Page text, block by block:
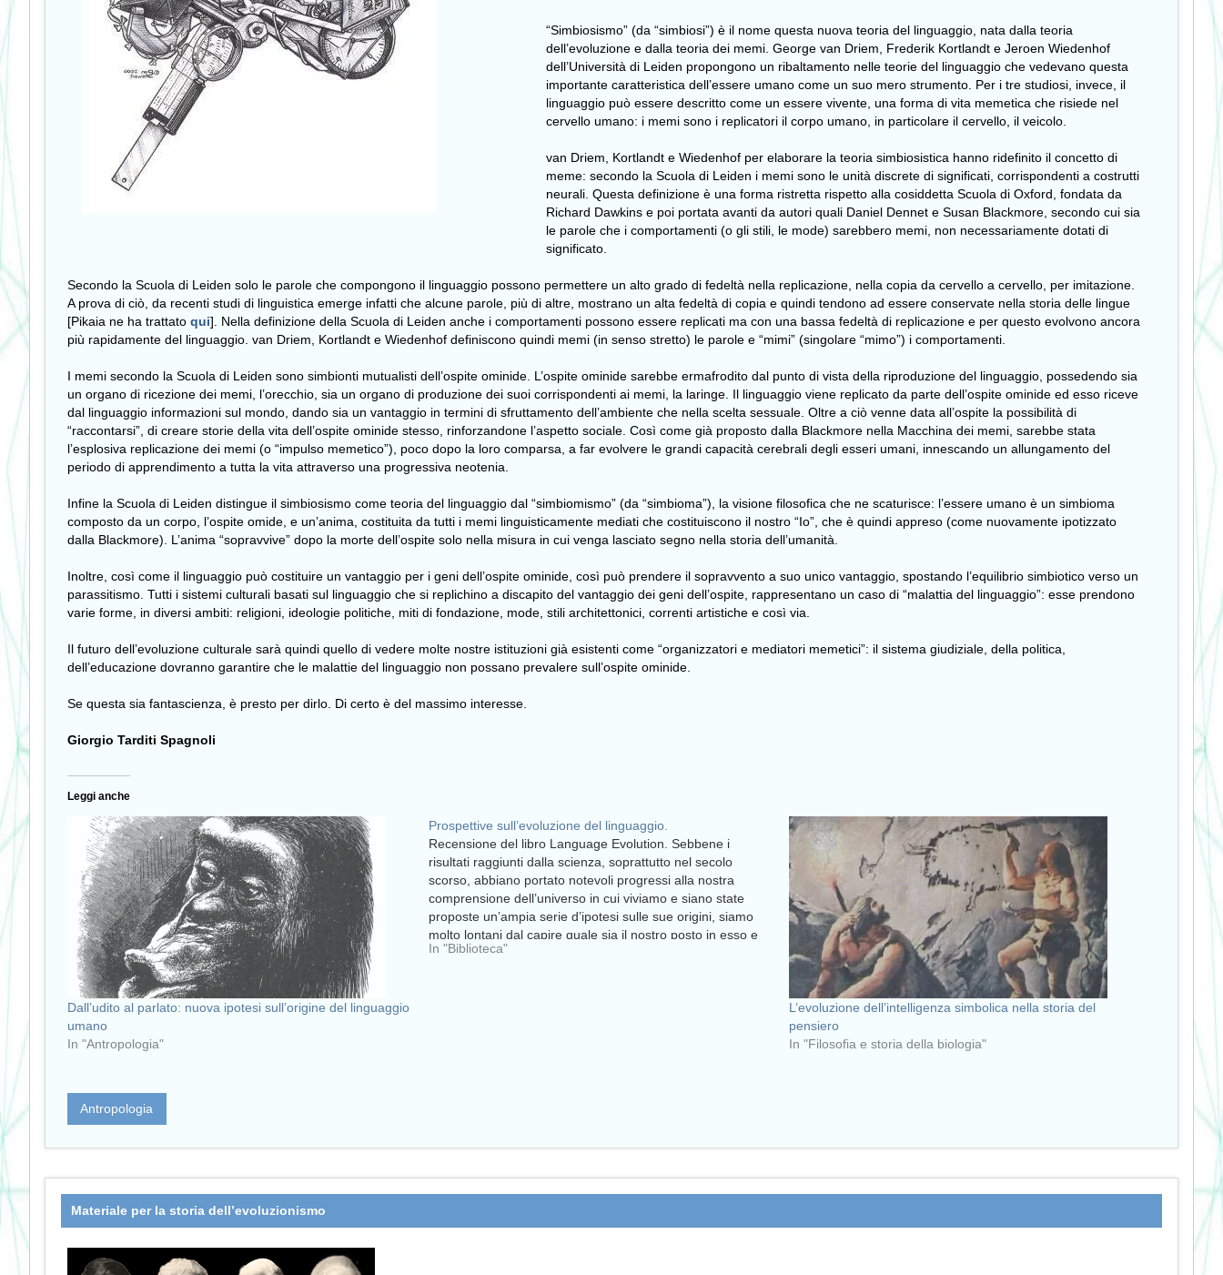
“Simbiosismo” (da “simbiosi”) è il nome questa nuova teoria del linguaggio, nata dalla teoria
dell’evoluzione e dalla teoria dei memi. George van Driem, Frederik Kortlandt e Jeroen Wiedenhof
dell’Università di Leiden propongono un ribaltamento nelle teorie del linguaggio che vedevano questa
importante caratteristica dell’essere umano come un suo mero strumento. Per i tre studiosi, invece, il
linguaggio può essere descritto come un essere vivente, una forma di vita memetica che risiede nel
cervello umano: i memi sono i replicatori il corpo umano, in particolare il cervello, il veicolo.
van Driem, Kortlandt e Wiedenhof per elaborare la teoria simbiosistica hanno ridefinito il concetto di
meme: secondo la Scuola di Leiden i memi sono le unità discrete di significati, corrispondenti a costrutti
neurali. Questa definizione è una forma ristretta rispetto alla cosiddetta Scuola di Oxford, fondata da
Richard Dawkins e poi portata avanti da autori quali Daniel Dennet e Susan Blackmore, secondo cui sia
le parole che i comportamenti (o gli stili, le mode) sarebbero memi, non necessariamente dotati di
significato.
Secondo la Scuola di Leiden solo le parole che compongono il linguaggio possono permettere un alto grado di fedeltà nella replicazione, nella copia da cervello a cervello, per imitazione.
A prova di ciò, da recenti studi di linguistica emerge infatti che alcune parole, più di altre, mostrano un alta fedeltà di copia e quindi tendono ad essere conservate nella storia delle lingue
[Pikaia ne ha trattato qui]. Nella definizione della Scuola di Leiden anche i comportamenti possono essere replicati ma con una bassa fedeltà di replicazione e per questo evolvono ancora
più rapidamente del linguaggio. van Driem, Kortlandt e Wiedenhof definiscono quindi memi (in senso stretto) le parole e “mimi” (singolare “mimo”) i comportamenti.
I memi secondo la Scuola di Leiden sono simbionti mutualisti dell’ospite ominide. L’ospite ominide sarebbe ermafrodito dal punto di vista della riproduzione del linguaggio, possedendo sia
un organo di ricezione dei memi, l’orecchio, sia un organo di produzione dei suoi corrispondenti ai memi, la laringe. Il linguaggio viene replicato da parte dell’ospite ominide ed esso riceve
dal linguaggio informazioni sul mondo, dando sia un vantaggio in termini di sfruttamento dell’ambiente che nella scelta sessuale. Oltre a ciò venne data all’ospite la possibilità di
“raccontarsi”, di creare storie della vita dell’ospite ominide stesso, rinforzandone l’aspetto sociale. Così come già proposto dalla Blackmore nella Macchina dei memi, sarebbe stata
l’esplosiva replicazione dei memi (o “impulso memetico”), poco dopo la loro comparsa, a far evolvere le grandi capacità cerebrali degli esseri umani, innescando un allungamento del
periodo di apprendimento a tutta la vita attraverso una progressiva neotenia.
Infine la Scuola di Leiden distingue il simbiosismo come teoria del linguaggio dal “simbiomismo” (da “simbioma”), la visione filosofica che ne scaturisce: l’essere umano è un simbioma
composto da un corpo, l’ospite omide, e un’anima, costituita da tutti i memi linguisticamente mediati che costituiscono il nostro “Io”, che è quindi appreso (come nuovamente ipotizzato
dalla Blackmore). L’anima “sopravvive” dopo la morte dell’ospite solo nella misura in cui venga lasciato segno nella storia dell’umanità.
Inoltre, così come il linguaggio può costituire un vantaggio per i geni dell’ospite ominide, così può prendere il sopravvento a suo unico vantaggio, spostando l’equilibrio simbiotico verso un
parassitismo. Tutti i sistemi culturali basati sul linguaggio che si replichino a discapito del vantaggio dei geni dell’ospite, rappresentano un caso di “malattia del linguaggio”: esse prendono
varie forme, in diversi ambiti: religioni, ideologie politiche, miti di fondazione, mode, stili architettonici, correnti artistiche e così via.
Il futuro dell’evoluzione culturale sarà quindi quello di vedere molte nostre istituzioni già esistenti come “organizzatori e mediatori memetici”: il sistema giudiziale, della politica,
dell’educazione dovranno garantire che le malattie del linguaggio non possano prevalere sull’ospite ominide.
Se questa sia fantascienza, è presto per dirlo. Di certo è del massimo interesse.
Giorgio Tarditi Spagnoli
Leggi anche
Dall’udito al parlato: nuova ipotesi sull’origine del linguaggio
umano
In "Antropologia"
Prospettive sull’evoluzione del linguaggio.
Recensione del libro Language Evolution. Sebbene i
risultati raggiunti dalla scienza, soprattutto nel secolo
scorso, abbiano portato notevoli progressi alla nostra
comprensione dell’universo in cui viviamo e siano state
proposte un’ampia serie d’ipotesi sulle sue origini, siamo
molto lontani dal capire quale sia il nostro posto in esso e
quali…
In "Biblioteca"
L’evoluzione dell’intelligenza simbolica nella storia del
pensiero
In "Filosofia e storia della biologia"
Antropologia
Materiale per la storia dell’evoluzionismo